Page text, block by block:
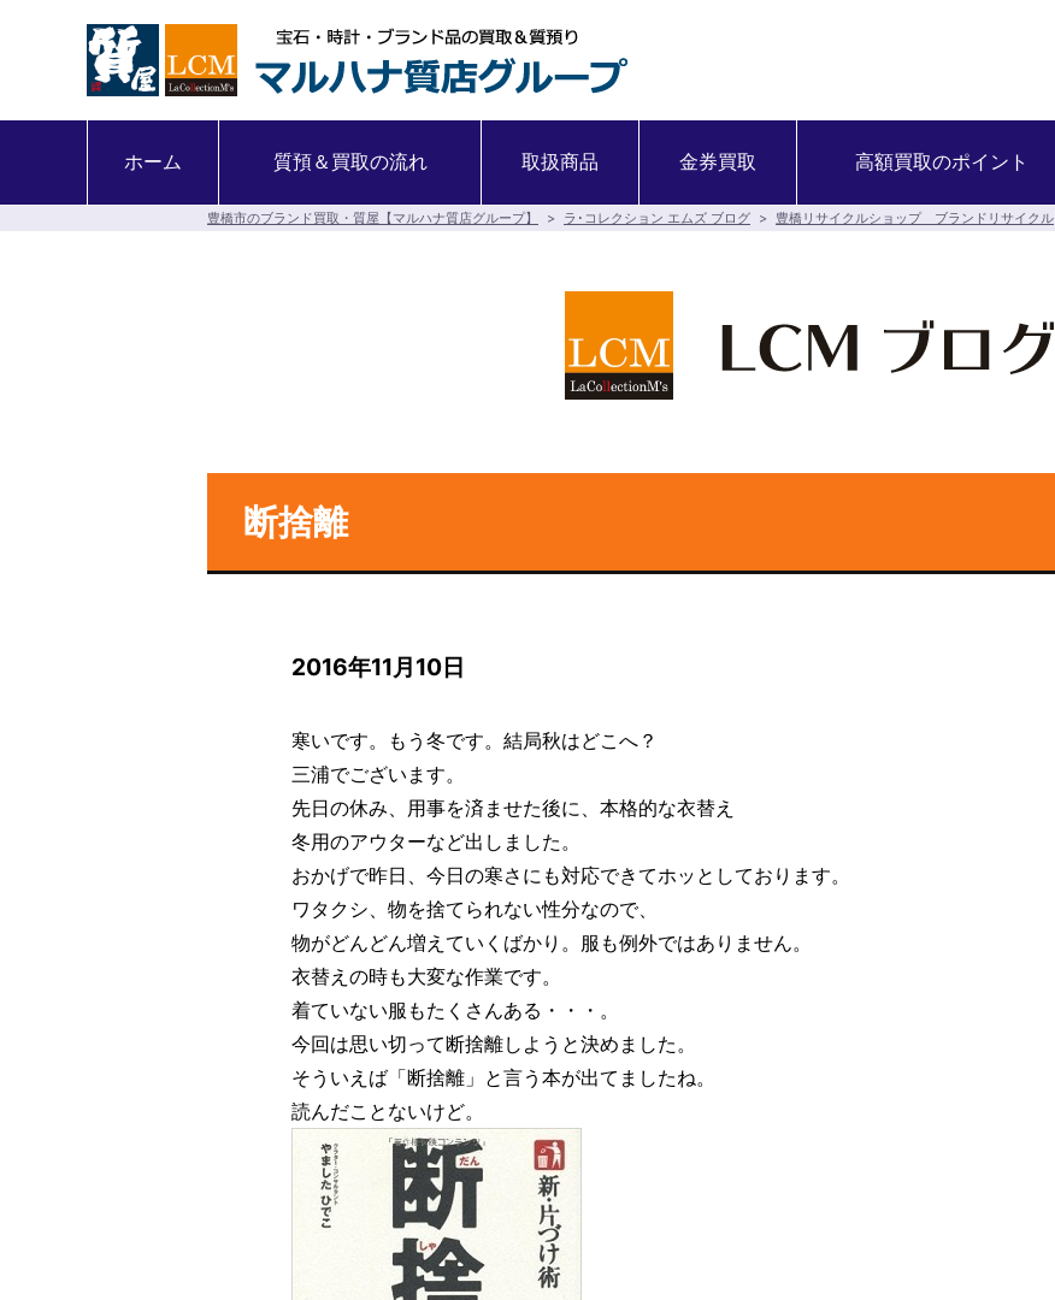
ホーム 質預＆買取の流れ 取扱商品 金券買取 高額買取のポイント
豊橋市のブランド買取・質屋【マルハナ質店グループ】 > ラ･コレクション エムズ ブログ > 豊橋リサイクルショップ ブランドリサイクル
断捨離
2016年11月10日
寒いです。もう冬です。結局秋はどこへ？
三浦でございます。
先日の休み、用事を済ませた後に、本格的な衣替え
冬用のアウターなど出しました。
おかげで昨日、今日の寒さにも対応できてホッとしております。
ワタクシ、物を捨てられない性分なので、
物がどんどん増えていくばかり。服も例外ではありません。
衣替えの時も大変な作業です。
着ていない服もたくさんある・・・。
今回は思い切って断捨離しようと決めました。
そういえば「断捨離」と言う本が出てましたね。
読んだことないけど。